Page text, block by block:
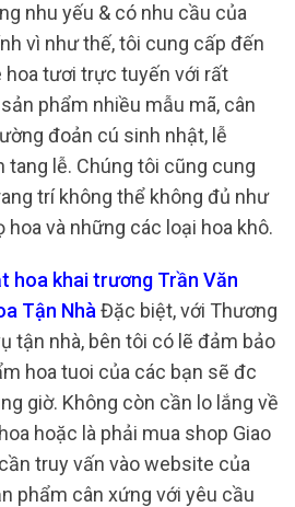
nhu yếu & có nhu cầu của
vì như thế, tôi cung cấp đến
tươi trực tuyến với rất
phẩm nhiều mẫu mã, cân
đoản cú sinh nhật, lễ
tang lễ. Chúng tôi cũng cung
trí không thể không đủ như
hoa và những các loại hoa khô.
hoa khai trương Trần Văn
Tận Nhà Đặc biệt, với Thương
tận nhà, bên tôi có lẽ đảm bảo
hoa tuoi của các bạn sẽ đc
giờ. Không còn cần lo lắng về
hoặc là phải mua shop Giao
truy vấn vào website của
phẩm cân xứng với yêu cầu